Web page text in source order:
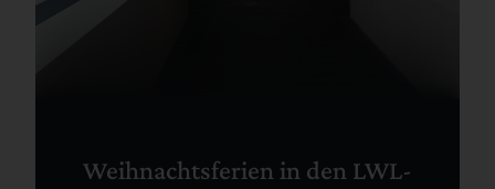
Weihnachtsferien in den LWL-